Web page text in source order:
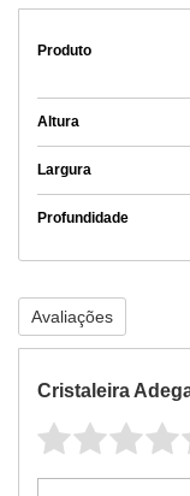
Produto
Altura
Largura
Profundidade
Avaliações
Cristaleira